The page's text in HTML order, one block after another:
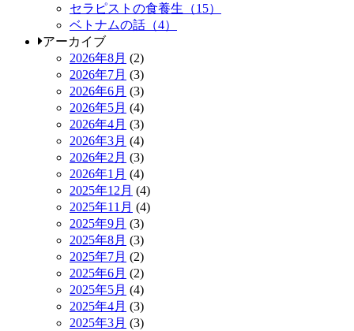
セラピストの食養生（15）
ベトナムの話（4）
アーカイブ
2026年8月 (2)
2026年7月 (3)
2026年6月 (3)
2026年5月 (4)
2026年4月 (3)
2026年3月 (4)
2026年2月 (3)
2026年1月 (4)
2025年12月 (4)
2025年11月 (4)
2025年9月 (3)
2025年8月 (3)
2025年7月 (2)
2025年6月 (2)
2025年5月 (4)
2025年4月 (3)
2025年3月 (3)